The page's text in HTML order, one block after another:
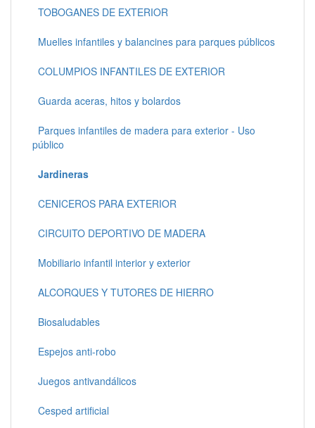
TOBOGANES DE EXTERIOR
Muelles infantiles y balancines para parques públicos
COLUMPIOS INFANTILES DE EXTERIOR
Guarda aceras, hitos y bolardos
Parques infantiles de madera para exterior - Uso
público
Jardineras
CENICEROS PARA EXTERIOR
CIRCUITO DEPORTIVO DE MADERA
Mobiliario infantil interior y exterior
ALCORQUES Y TUTORES DE HIERRO
Biosaludables
Espejos anti-robo
Juegos antivandálicos
Cesped artificial